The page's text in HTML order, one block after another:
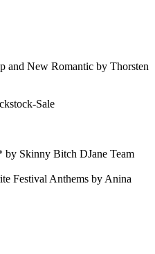
and New Romantic by Thorsten
Sale
by Skinny Bitch DJane Team
Festival Anthems by Anina